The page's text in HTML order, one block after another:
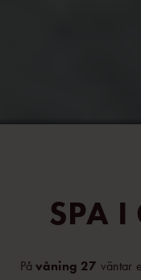
SPA I
Påvåning 27 väntar